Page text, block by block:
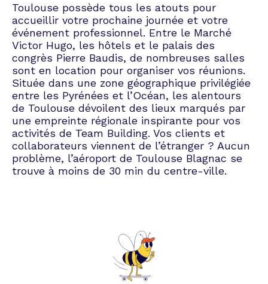
Toulouse possède tous les atouts pour
accueillir votre prochaine journée et votre
événement professionnel. Entre le Marché
Victor Hugo, les hôtels et le palais des
congrès Pierre Baudis, de nombreuses salles
sont en location pour organiser vos réunions.
Située dans une zone géographique privilégiée
entre les Pyrénées et l’Océan, les alentours
de Toulouse dévoilent des lieux marqués par
une empreinte régionale inspirante pour vos
activités de Team Building. Vos clients et
collaborateurs viennent de l’étranger ? Aucun
problème, l’aéroport de Toulouse Blagnac se
trouve à moins de 30 min du centre-ville.